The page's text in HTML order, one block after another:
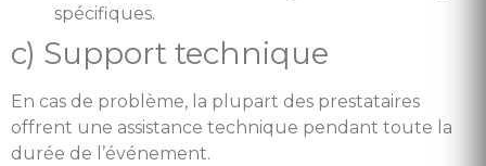
spécifiques.
c) Support technique
En cas de problème, la plupart des prestataires
offrent une assistance technique pendant toute la
durée de l’événement.